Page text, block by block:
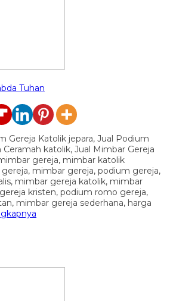
Tuhan
Gereja Katolik jepara, Jual Podium
katolik, Jual Mimbar Gereja
gereja, mimbar katolik
mimbar gereja, podium gereja,
mimbar gereja katolik, mimbar
kristen, podium romo gereja,
mimbar gereja sederhana, harga